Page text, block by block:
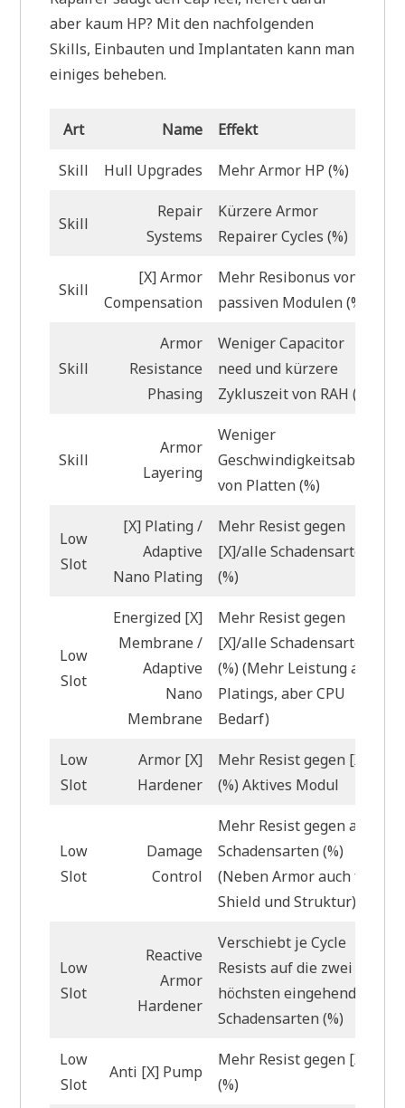
aber kaum HP? Mit den nachfolgenden
Skills, Einbauten und Implantaten kann man
einiges beheben.
Art Name Effekt
Skill Hull Upgrades Mehr Armor HP (%)
Skill
Repair
Systems
Kürzere Armor
Repairer Cycles (%)
Skill
[X] Armor
Compensation
Mehr Resibonus von
passiven Modulen (%)
Skill
Armor
Resistance
Phasing
Weniger Capacitor
need und kürzere
Zykluszeit von RAH (%)
Skill
Armor
Layering
Weniger
Geschwindigkeitsabzug
von Platten (%)
Low
Slot
[X] Plating /
Adaptive
Nano Plating
Mehr Resist gegen
[X]/alle Schadensarten
(%)
Low
Slot
Energized [X]
Membrane /
Adaptive
Nano
Membrane
Mehr Resist gegen
[X]/alle Schadensarten
(%) (Mehr Leistung als
Platings, aber CPU
Bedarf)
Low
Slot
Armor [X]
Hardener
Mehr Resist gegen [X]
(%) Aktives Modul
Low
Slot
Damage
Control
Mehr Resist gegen alle
Schadensarten (%)
(Neben Armor auch für
Shield und Struktur)
Low
Slot
Reactive
Armor
Hardener
Verschiebt je Cycle
Resists auf die zwei
höchsten eingehenden
Schadensarten (%)
Low
Slot
Anti [X] Pump
Mehr Resist gegen [X]
(%)